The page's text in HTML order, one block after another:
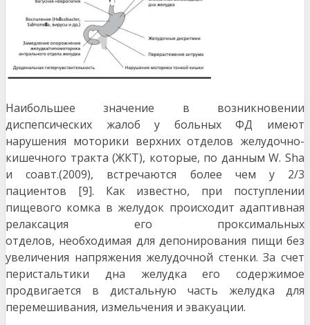
Наибольшее значение в возникновении
диспепсических жалоб у больных ФД имеют
нарушения моторики верхних отделов желудочно-
кишечного тракта (ЖКТ), которые, по данным W. Sha
и соавт.(2009), встречаются более чем у 2/3
пациентов [9]. Как известно, при поступлении
пищевого комка в желудок происходит адаптивная
релаксация его проксимальных
отделов, необходимая для депонирования пищи без
увеличения напряжения желудочной стенки. За счет
перистальтики дна желудка его содержимое
продвигается в дистальную часть желудка для
перемешивания, измельчения и эвакуации.